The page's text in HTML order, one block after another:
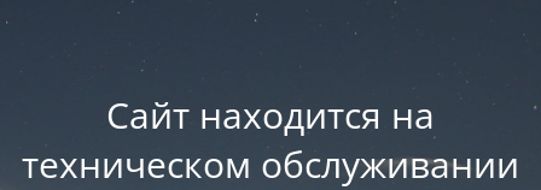
Сайт находится на
техническом обслуживании